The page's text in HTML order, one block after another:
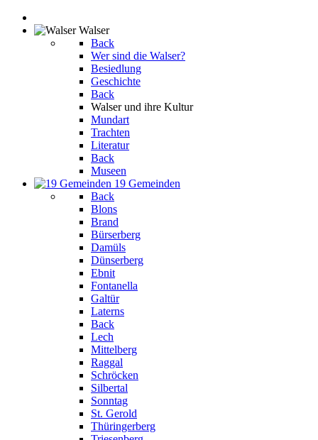
Walser
Back
Wer sind die Walser?
Besiedlung
Geschichte
Back
Walser und ihre Kultur
Mundart
Trachten
Literatur
Back
Museen
19 Gemeinden
Back
Blons
Brand
Bürserberg
Damüls
Dünserberg
Ebnit
Fontanella
Galtür
Laterns
Back
Lech
Mittelberg
Raggal
Schröcken
Silbertal
Sonntag
St. Gerold
Thüringerberg